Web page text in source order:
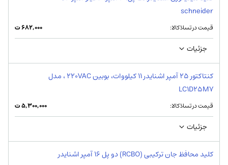
schneider
قیمت در تسلاکالا: ۶۸۲,۰۰۰ت
جزئیات
کنتاکتور 25 آمپر اشنایدر 11 کیلووات، بوبین 220VAC ، مدل
LC1D25M7
قیمت در تسلاکالا: ۵,۳۰۰,۰۰۰ت
جزئیات
کلید محافظ جان ترکیبی (RCBO) دو پل 16 آمپر اشنایدر